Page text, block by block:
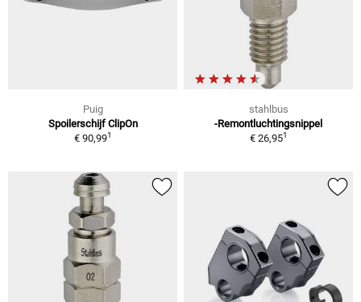
Puig
Spoilerschijf ClipOn
€ 90,991
stahlbus
-Remontluchtingsnippel
€ 26,951